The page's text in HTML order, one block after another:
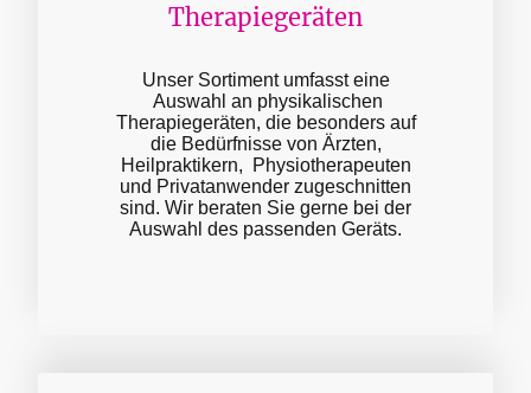
Therapiegeräten
Unser Sortiment umfasst eine
Auswahl an physikalischen
Therapiegeräten, die besonders auf
die Bedürfnisse von Ärzten,
Heilpraktikern, Physiotherapeuten
und Privatanwender zugeschnitten
sind. Wir beraten Sie gerne bei der
Auswahl des passenden Geräts.